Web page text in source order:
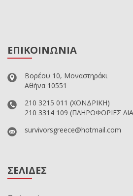
ΕΠΙΚΟΙΝΩΝΙΑ
Βορέου 10, Μοναστηράκι
Αθήνα 10551
210 3215 011 (ΧΟΝΔΡΙΚΗ)
210 3314 109 (ΠΛΗΡΟΦΟΡΙΕΣ
survivorsgreece@hotmail.com
ΣΕΛΙΔΕΣ